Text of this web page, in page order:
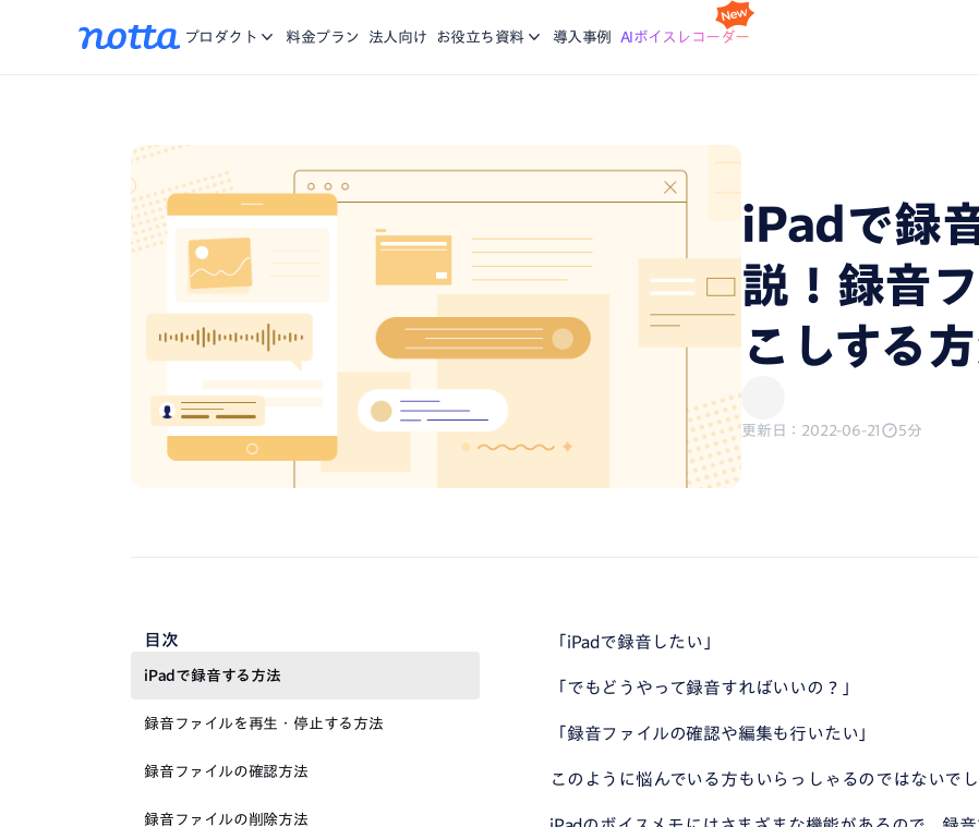
プロダクト
お問合せ iOS/Androidで使える文字起こしアプリ
商談の記録、分析、CRM同期などをエージェントにお任せ
思考する時間を、あなたに。会議・データの整理分析はAIにお任せ
会議の
料金プラン 法人向け お役立ち資料
をご紹介。
Nottaの基本的な使い方について学ぶ。企業に向けた研修
コースも提供
導入事例 AIボイスレコーダー
iPadで録
説！録音
こしする
更新日：2022-06-21 5分
目次
iPadで録音する方法
録音ファイルを再生・停止する方法
録音ファイルの確認方法
録音ファイルの削除方法
「iPadで録音したい」
「でもどうやって録音すればいいの？」
「録音ファイルの確認や編集も行いたい」
このように悩んでいる方もいらっしゃるのではないでし